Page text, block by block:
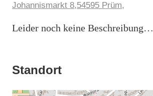
Johannismarkt 8,54595 Prüm,
Leider noch keine Beschreibung…
Standort